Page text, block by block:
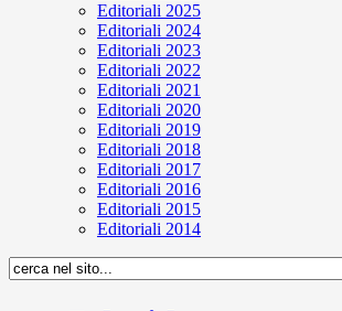
Editoriali 2025
Editoriali 2024
Editoriali 2023
Editoriali 2022
Editoriali 2021
Editoriali 2020
Editoriali 2019
Editoriali 2018
Editoriali 2017
Editoriali 2016
Editoriali 2015
Editoriali 2014